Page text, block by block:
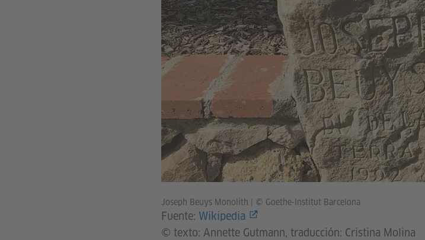
Joseph Beuys Monolith | © Goethe-Institut Barcelona
Fuente: Wikipedia
© texto: Annette Gutmann, traducción: Cristina Molina